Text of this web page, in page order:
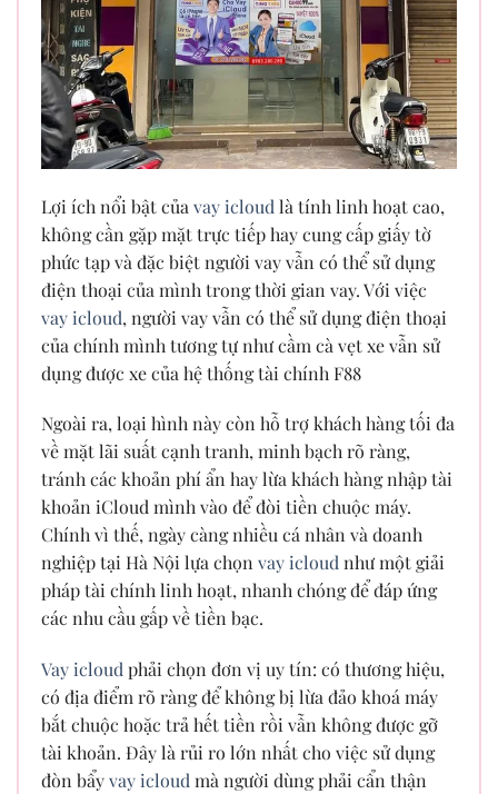
Lợi ích nổi bật của vay icloud là tính linh hoạt cao,
không cần gặp mặt trực tiếp hay cung cấp giấy tờ
phức tạp và đặc biệt người vay vẫn có thể sử dụng
điện thoại của mình trong thời gian vay. Với việc
vay icloud, người vay vẫn có thể sử dụng điện thoại
của chính mình tương tự như cầm cà vẹt xe vẫn sử
dụng được xe của hệ thống tài chính F88
Ngoài ra, loại hình này còn hỗ trợ khách hàng tối đa
về mặt lãi suất cạnh tranh, minh bạch rõ ràng,
tránh các khoản phí ẩn hay lừa khách hàng nhập tài
khoản iCloud mình vào để đòi tiền chuộc máy.
Chính vì thế, ngày càng nhiều cá nhân và doanh
nghiệp tại Hà Nội lựa chọnvay icloudnhư một giải
pháp tài chính linh hoạt, nhanh chóng để đáp ứng
các nhu cầu gấp về tiền bạc.
Vay icloud phải chọn đơn vị uy tín: có thương hiệu,
có địa điểm rõ ràng để không bị lừa đảo khoá máy
bắt chuộc hoặc trả hết tiền rồi vẫn không được gỡ
tài khoản. Đây là rủi ro lớn nhất cho việc sử dụng
đòn bẩyvay icloud mà người dùng phải cẩn thận